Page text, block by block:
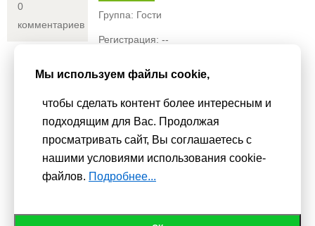
0
комментариев
Группа: Гости
Регистрация: --
Мы используем файлы cookie,
чтобы сделать контент более интересным и
подходящим для Вас. Продолжая
просматривать сайт, Вы соглашаетесь с
нашими условиями использования cookie-
файлов. Подробнее...